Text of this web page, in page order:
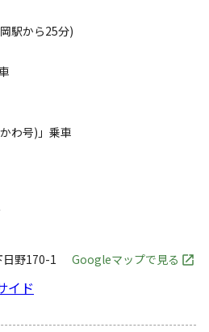
駅から25分)
わ号)」乗車
日野170-1 Googleマップで見る